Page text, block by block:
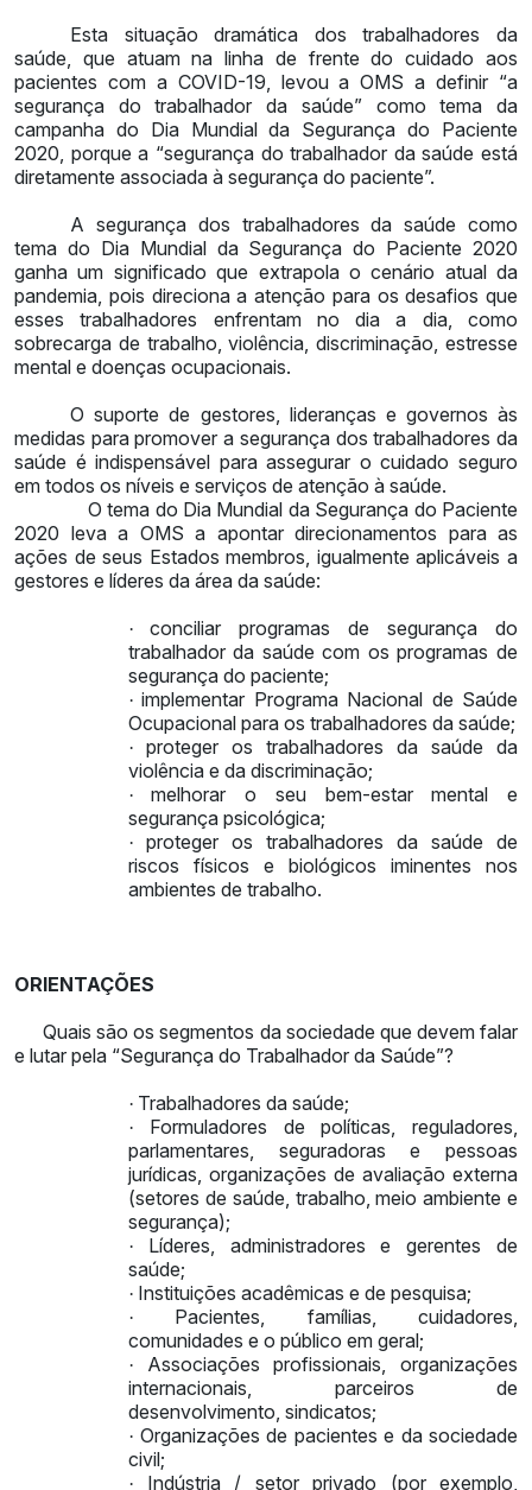
Esta situação dramática dos trabalhadores da
saúde, que atuam na linha de frente do cuidado aos
pacientes com a COVID-19, levou a OMS a definir “a
segurança do trabalhador da saúde” como tema da
campanha do Dia Mundial da Segurança do Paciente
2020, porque a “segurança do trabalhador da saúde está
diretamente associada à segurança do paciente”.
A segurança dos trabalhadores da saúde como
tema do Dia Mundial da Segurança do Paciente 2020
ganha um significado que extrapola o cenário atual da
pandemia, pois direciona a atenção para os desafios que
esses trabalhadores enfrentam no dia a dia, como
sobrecarga de trabalho, violência, discriminação, estresse
mental e doenças ocupacionais.
O suporte de gestores, lideranças e governos às
medidas para promover a segurança dos trabalhadores da
saúde é indispensável para assegurar o cuidado seguro
em todos os níveis e serviços de atenção à saúde.
O tema do Dia Mundial da Segurança do Paciente
2020 leva a OMS a apontar direcionamentos para as
ações de seus Estados membros, igualmente aplicáveis a
gestores e líderes da área da saúde:
·
conciliar programas de segurança do
trabalhador da saúde com os programas de
segurança do paciente;
· implementar Programa Nacional de Saúde
Ocupacional para os trabalhadores da saúde;
·
proteger os trabalhadores da saúde da
violência e da discriminação;
·
melhorar o seu bem-estar mental e
segurança psicológica;
·
proteger os trabalhadores da saúde de
riscos físicos e biológicos iminentes nos
ambientes de trabalho.
ORIENTAÇÕES
Quais são os segmentos da sociedade que devem falar
e lutar pela “Segurança do Trabalhador da Saúde”?
· Trabalhadores da saúde;
·
Formuladores de políticas, reguladores,
parlamentares, seguradoras e pessoas
jurídicas, organizações de avaliação externa
(setores de saúde, trabalho, meio ambiente e
segurança);
·
Líderes, administradores e gerentes de
saúde;
· Instituições acadêmicas e de pesquisa;
·
Pacientes, famílias, cuidadores,
comunidades e o público em geral;
·
Associações profissionais, organizações
internacionais, parceiros de
desenvolvimento, sindicatos;
· Organizações de pacientes e da sociedade
civil;
· Indústria / setor privado (por exemplo,